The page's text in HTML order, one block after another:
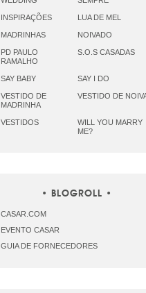
INSPIRAÇÕES LUA DE MEL
MADRINHAS NOIVADO
PD PAULO
RAMALHO
S.O.S CASADAS
SAY BABY SAY I DO
VESTIDO DE
MADRINHA
VESTIDO DE
VESTIDOS
WILL YOU MARRY
ME?
BLOGROLL
CASAR.COM
EVENTO CASAR
GUIA DE FORNECEDORES